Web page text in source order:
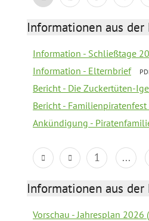
Informationen aus
Information - Schließtage
Information - Elternbrief
Bericht - Die Zuckertüten-
Bericht -
Ankündigung -
1 ...
Informationen aus
Vorschau - Jahresplan 2026